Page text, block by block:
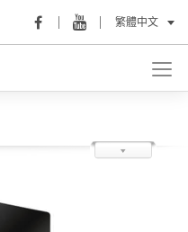
繁體中文